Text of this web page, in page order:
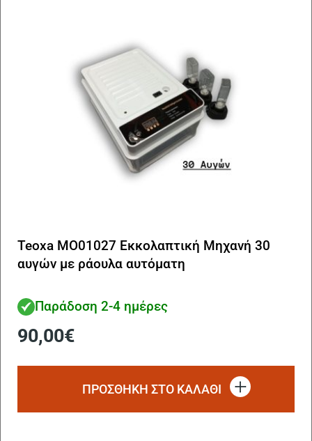
Teoxa MO01027 Εκκολαπτική Μηχανή 30
αυγών με ράουλα αυτόματη
Παράδοση 2-4 ημέρες
90,00€
ΠΡΟΣΘΗΚΗ ΣΤΟ ΚΑΛΑΘΙ